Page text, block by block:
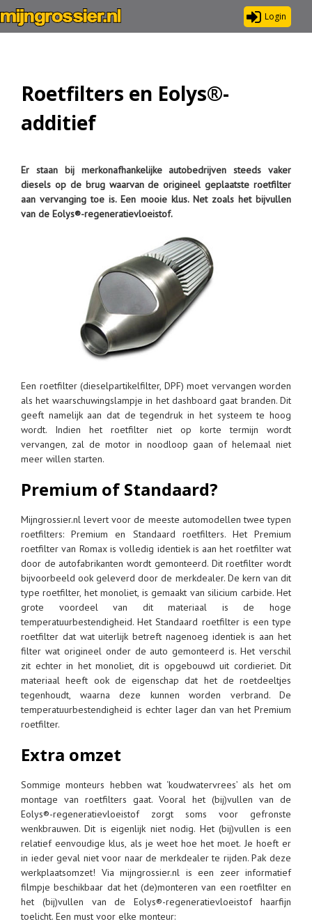
Login
Roetfilters en Eolys®-
additief
Er staan bij merkonafhankelijke autobedrijven steeds vaker
diesels op de brug waarvan de origineel geplaatste roetfilter
aan vervanging toe is. Een mooie klus. Net zoals het bijvullen
van de Eolys®-regeneratievloeistof.
Een roetfilter (dieselpartikelfilter, DPF) moet vervangen worden
als het waarschuwingslampje in het dashboard gaat branden. Dit
geeft namelijk aan dat de tegendruk in het systeem te hoog
wordt. Indien het roetfilter niet op korte termijn wordt
vervangen, zal de motor in noodloop gaan of helemaal niet
meer willen starten.
Premium of Standaard?
Mijngrossier.nl levert voor de meeste automodellen twee typen
roetfilters: Premium en Standaard roetfilters. Het Premium
roetfilter van Romax is volledig identiek is aan het roetfilter wat
door de autofabrikanten wordt gemonteerd. Dit roetfilter wordt
bijvoorbeeld ook geleverd door de merkdealer. De kern van dit
type roetfilter, het monoliet, is gemaakt van silicium carbide. Het
grote voordeel van dit materiaal is de hoge
temperatuurbestendigheid. Het Standaard roetfilter is een type
roetfilter dat wat uiterlijk betreft nagenoeg identiek is aan het
filter wat origineel onder de auto gemonteerd is. Het verschil
zit echter in het monoliet, dit is opgebouwd uit cordieriet. Dit
materiaal heeft ook de eigenschap dat het de roetdeeltjes
tegenhoudt, waarna deze kunnen worden verbrand. De
temperatuurbestendigheid is echter lager dan van het Premium
roetfilter.
Extra omzet
Sommige monteurs hebben wat ‘koudwatervrees’ als het om
montage van roetfilters gaat. Vooral het (bij)vullen van de
Eolys®-regeneratievloeistof zorgt soms voor gefronste
wenkbrauwen. Dit is eigenlijk niet nodig. Het (bij)vullen is een
relatief eenvoudige klus, als je weet hoe het moet. Je hoeft er
in ieder geval niet voor naar de merkdealer te rijden. Pak deze
werkplaatsomzet! Via mijngrossier.nl is een zeer informatief
filmpje beschikbaar dat het (de)monteren van een roetfilter en
het (bij)vullen van de Eolys®-regeneratievloeistof haarfijn
toelicht. Een must voor elke monteur: